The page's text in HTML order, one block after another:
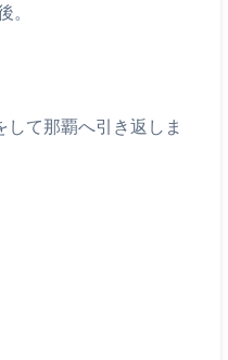
。
て那覇へ引き返しま